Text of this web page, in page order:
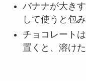
バナナが大き
して使うと包
チョコレート
置くと、溶け